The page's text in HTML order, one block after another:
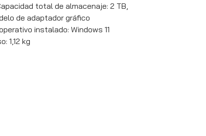
total de almacenaje: 2 TB,
de adaptador gráfico
instalado: Windows 11
1,12 kg